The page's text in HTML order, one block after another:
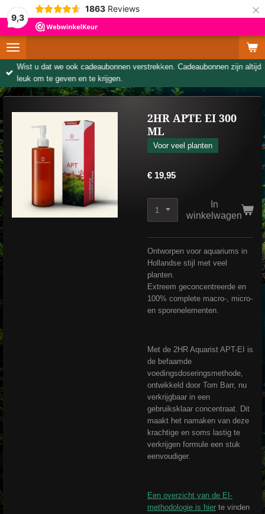
9,3
1863 Reviews ×
Wist u dat we ook cadeaubonnen verstrekken. Cadeaubonnen zijn altijd
leuk om te geven en te krijgen.
2HR APTE EI 300
ML
Voor veel planten
€ 19,95
In
winkelwagen
Ontworpen voor aquariums in
Hollandse stijl met veel
planten.
Extreem geconcentreerde en
100% complete macro-, micro-
en sporenelementen.
Met de 2HR Aquarist APT-EI is
de befaamde
voedingsdoseringsmethode,
ontwikkeld door Tom Barr, nu
verkrijgbaar in een
gebruiksklaar concentraat. Dit
maakt het namaken van deze
krachtige en soms lastig te
verkrijgen formule een stuk
eenvoudiger.
Een overzicht van de EI-
methodologie is hier te vinden